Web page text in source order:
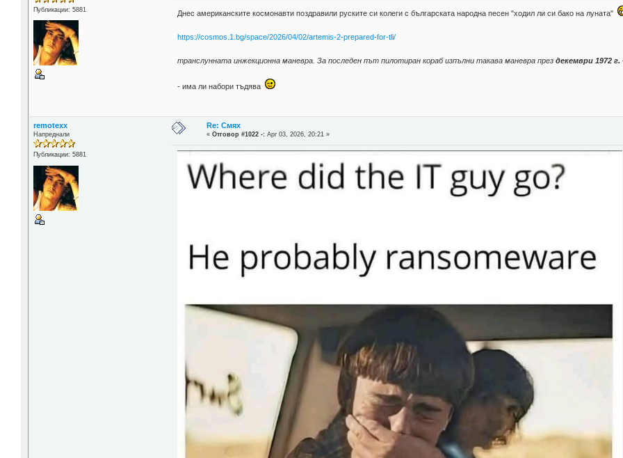
Публикации: 5881 Днес американските космонавти поздравили руските си колеги с българската народна песен "ходил ли си бако на луната"
https://cosmos.1.bg/space/2026/04/02/artemis-2-prepared-for-tli/
транслунната инжекционна маневра. За последен път пилотиран кораб изпълни такава маневра прездекември 1972 г.
- има ли набори тъдява
remotexx
Напреднали
Публикации: 5881
Re: Смях
«Отговор #1022 -: Apr 03, 2026, 20:21 »